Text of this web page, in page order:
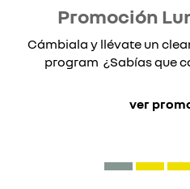
Promoción
Cámbiala y llévate un
program ¿Sabías que
ver